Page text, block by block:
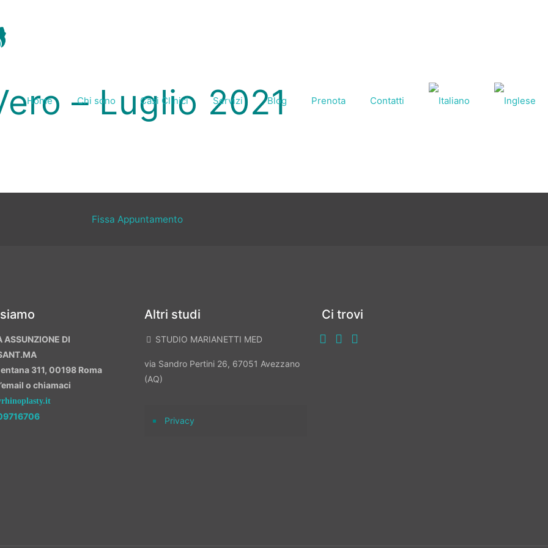
Home Chi sono Casi Clinici Servizi Blog Prenota Contatti
– Luglio 2021
Fissa Appuntamento
ASSUNZIONE DI
311, 00198 Roma
o chiamaci
Altri studi
STUDIO MARIANETTI MED
via Sandro Pertini 26, 67051 Avezzano
(AQ)
Privacy
Ci trovi